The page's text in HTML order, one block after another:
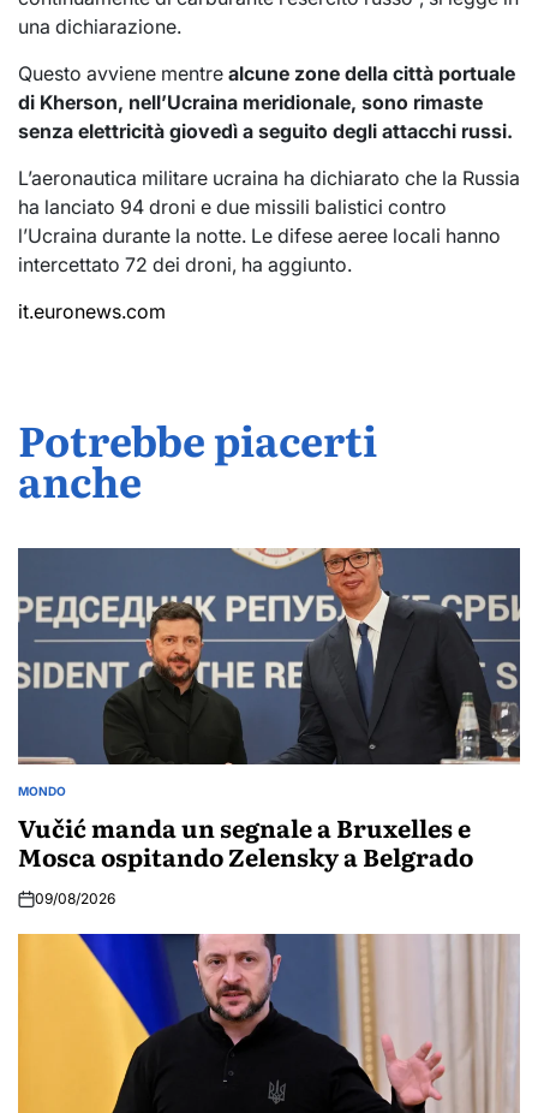
una dichiarazione.
Questo avviene mentre alcune zone della città portuale
di Kherson, nell’Ucraina meridionale, sono rimaste
senza elettricità giovedì a seguito degli attacchi russi.
L’aeronautica militare ucraina ha dichiarato che la Russia
ha lanciato 94 droni e due missili balistici contro
l’Ucraina durante la notte. Le difese aeree locali hanno
intercettato 72 dei droni, ha aggiunto.
it.euronews.com
Potrebbe piacerti
anche
POSTED
MONDO
Vučić manda un segnale a Bruxelles e
Mosca ospitando Zelensky a Belgrado
09/08/2026